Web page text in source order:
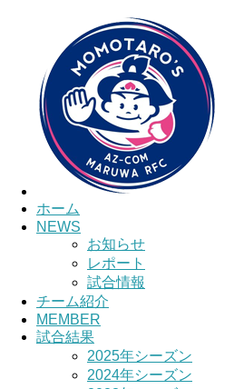
ホーム
NEWS
お知らせ
レポート
試合情報
チーム紹介
MEMBER
試合結果
2025年シーズン
2024年シーズン